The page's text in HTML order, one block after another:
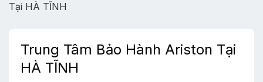
Tại HÀ TĨNH
Trung Tâm Bảo Hành Ariston Tại
HÀ TĨNH